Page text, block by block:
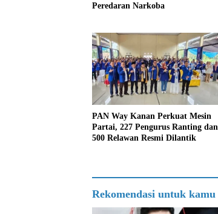
Peredaran Narkoba
PAN Way Kanan Perkuat Mesin
Partai, 227 Pengurus Ranting dan
500 Relawan Resmi Dilantik
Rekomendasi untuk kamu